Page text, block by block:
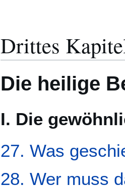
Drittes
Die heilige
I. Die
27. Was
28. Wer muss